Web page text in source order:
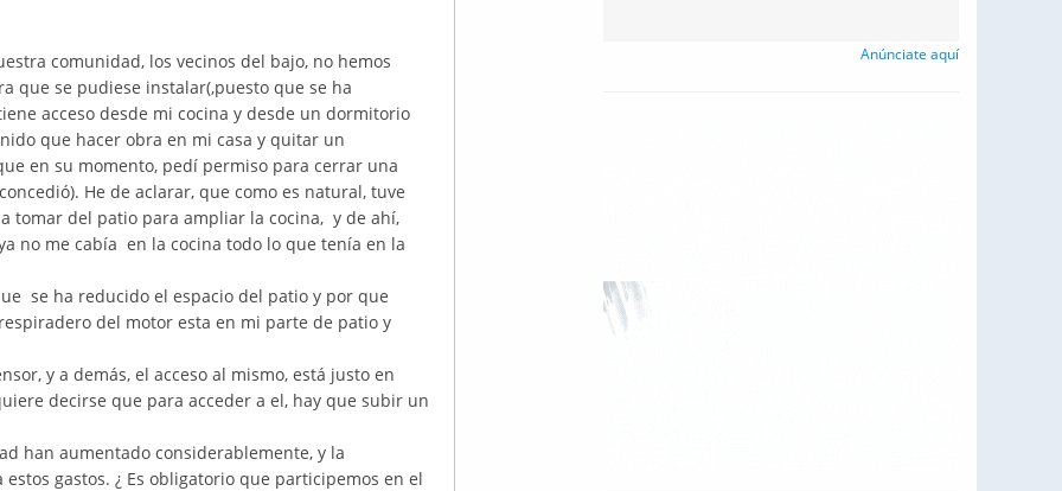
comunidad, los vecinos del bajo, no hemos
que se pudiese instalar(,puesto que se ha
acceso desde mi cocina y desde un dormitorio
que hacer obra en mi casa y quitar un
en su momento, pedí permiso para cerrar una
He de aclarar, que como es natural, tuve
del patio para ampliar la cocina, y de ahí,
no me cabía en la cocina todo lo que tenía en la
se ha reducido el espacio del patio y por que
del motor esta en mi parte de patio y
y a demás, el acceso al mismo, está justo en
decirse que para acceder a el, hay que subir un
han aumentado considerablemente, y la
gastos. ¿ Es obligatorio que participemos en el
Anúnciate aquí